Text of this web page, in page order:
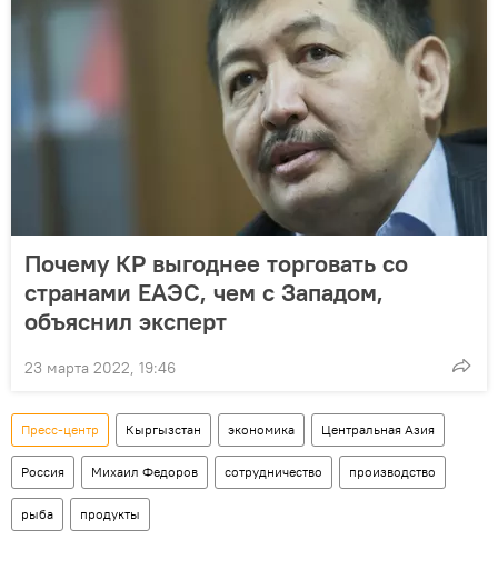
Почему КР выгоднее торговать со
странами ЕАЭС, чем с Западом,
объяснил эксперт
23 марта 2022, 19:46
Пресс-центр Кыргызстан экономика Центральная Азия
Россия Михаил Федоров сотрудничество производство
рыба продукты